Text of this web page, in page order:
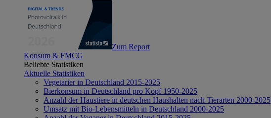
Zum Report
Konsum & FMCG
Beliebte Statistiken
Aktuelle Statistiken
Vegetarier in Deutschland 2015-2025
Bierkonsum in Deutschland pro Kopf 1950-2025
Anzahl der Haustiere in deutschen Haushalten nach Tierarten 2000-2025
Umsatz mit Bio-Lebensmitteln in Deutschland 2000-2025